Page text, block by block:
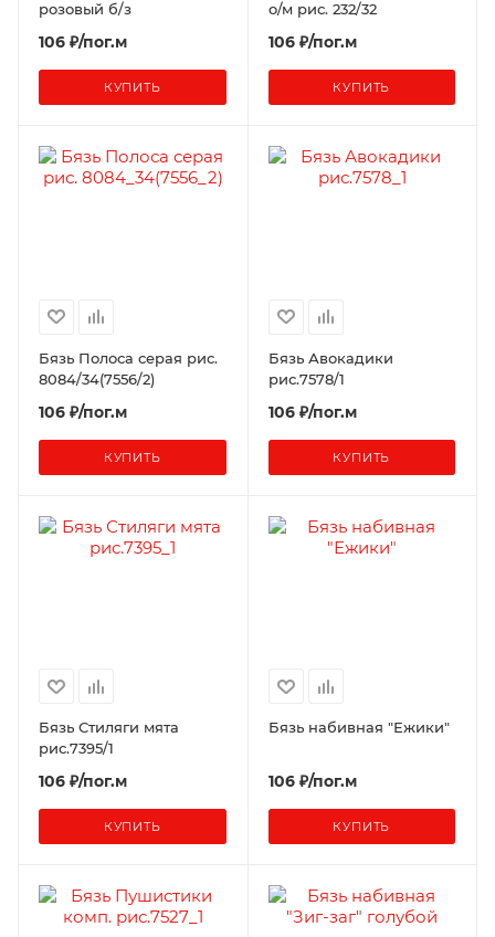
розовый б/з
106 ₽/пог.м
КУПИТЬ
о/м рис. 232/32
106 ₽/пог.м
КУПИТЬ
Бязь Полоса серая рис.
8084/34(7556/2)
106 ₽/пог.м
КУПИТЬ
Бязь Авокадики
рис.7578/1
106 ₽/пог.м
КУПИТЬ
Бязь Стиляги мята
рис.7395/1
106 ₽/пог.м
КУПИТЬ
Бязь набивная "Ежики"
106 ₽/пог.м
КУПИТЬ